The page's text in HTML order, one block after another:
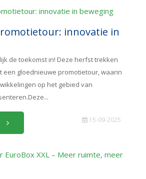
innovatie in
de toekomst in! Deze herfst trekken
een gloednieuwe promotietour, waarin
op het gebied van
15-09-2025